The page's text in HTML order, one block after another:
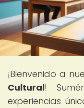
¡Bienvenido a
Cultural!
experiencias